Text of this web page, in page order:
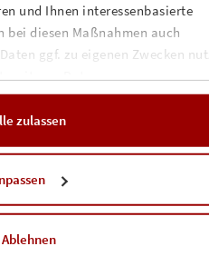
und Ihnen interessenbasierte
bei diesen Maßnahmen auch
ggf. zu eigenen Zwecken
insbesondere zur Speicherdauer,
Erklärungsowie zur Verarbeitung,
und weiteren
zulassen
Ablehnen